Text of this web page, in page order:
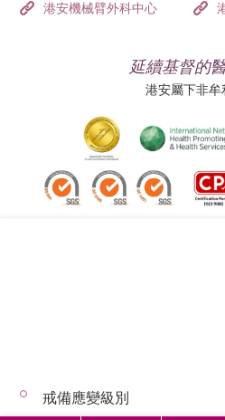
港安機械臂外科中心
延續基督的
港安屬下非牟
© 2026 版權所有 © 港安醫療 保留一切權利
戒備應變級別